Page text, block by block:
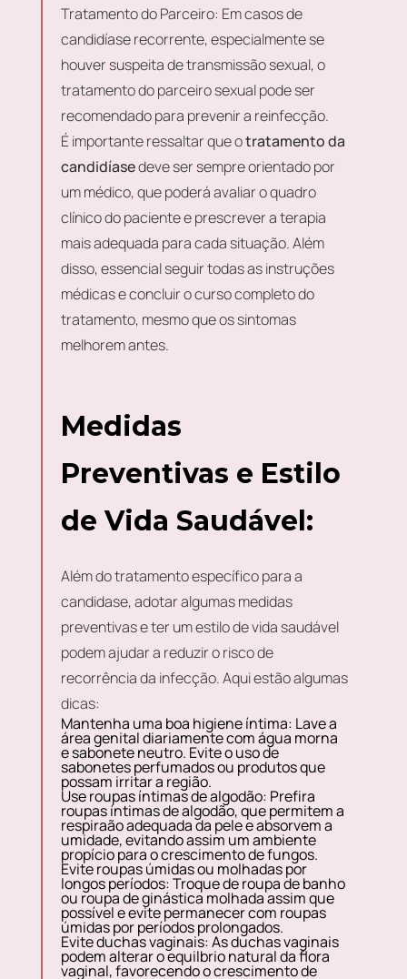
Tratamento do Parceiro: Em casos de
candidíase recorrente, especialmente se
houver suspeita de transmissão sexual, o
tratamento do parceiro sexual pode ser
recomendado para prevenir a reinfecção.
É importante ressaltar que otratamento da
candidíasedeve ser sempre orientado por
um médico, que poderá avaliar o quadro
clínico do paciente e prescrever a terapia
mais adequada para cada situação. Além
disso, essencial seguir todas as instruções
médicas e concluir o curso completo do
tratamento, mesmo que os sintomas
melhorem antes.
Medidas
Preventivas e Estilo
de Vida Saudável:
Além do tratamento específico para a
candidase, adotar algumas medidas
preventivas e ter um estilo de vida saudável
podem ajudar a reduzir o risco de
recorrência da infecção. Aqui estão algumas
dicas:
Mantenha uma boa higiene íntima: Lave a
área genital diariamente com água morna
e sabonete neutro. Evite o uso de
sabonetes perfumados ou produtos que
possam irritar a região.
Use roupas íntimas de algodão: Prefira
roupas íntimas de algodão, que permitem a
respiraão adequada da pele e absorvem a
umidade, evitando assim um ambiente
propício para o crescimento de fungos.
Evite roupas úmidas ou molhadas por
longos períodos:Troque de roupa de banho
ou roupa de ginástica molhada assim que
possível e evite permanecer com roupas
úmidas por períodos prolongados.
Evite duchas vaginais:As duchas vaginais
podem alterar o equilbrio natural da flora
vaginal, favorecendo o crescimento de